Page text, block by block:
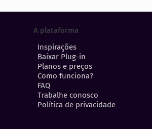
A plataforma
Inspirações
Baixar Plug-in
Planos e preços
Como funciona?
FAQ
Trabalhe conosco
Política de privacidade